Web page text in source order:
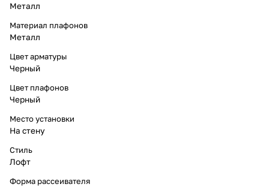
Металл
Материал плафонов
Металл
Цвет арматуры
Черный
Цвет плафонов
Черный
Место установки
На стену
Стиль
Лофт
Форма рассеивателя